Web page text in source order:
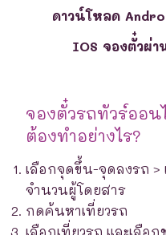
ดาวน์โหลด
IOS จองตั๋วผ่า
จองตั๋วรถทัวร์ออ
ต้องทำอย่างไร?
เลือกจุดขึ้น-จุดลงรถ >
จำนวนผู้โดยสาร
กดค้นหาเที่ยวรถ
เลือกเที่ยวรถ และเลือก